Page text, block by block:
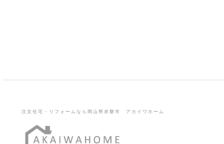
注文住宅・リフォームなら岡山県赤磐市 アカイワホーム